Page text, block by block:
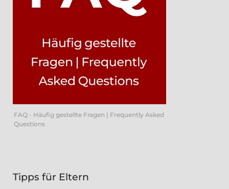
FAQ - Häufig gestellte Fragen | Frequently Asked
Questions
Tipps für Eltern